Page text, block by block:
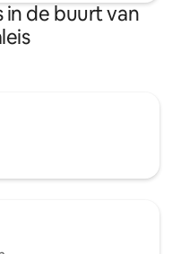
de buurt van